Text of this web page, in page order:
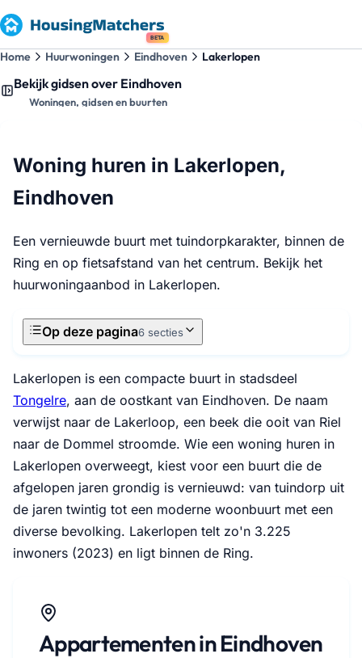
BETA
Home Huurwoningen Eindhoven Lakerlopen
Bekijk gidsen over Eindhoven
Woningen, gidsen en buurten
Woning huren in Lakerlopen,
Eindhoven
Een vernieuwde buurt met tuindorpkarakter, binnen de
Ring en op fietsafstand van het centrum. Bekijk het
huurwoningaanbod in Lakerlopen.
Op deze pagina6 secties
Lakerlopen is een compacte buurt in stadsdeel
Tongelre, aan de oostkant van Eindhoven. De naam
verwijst naar de Lakerloop, een beek die ooit van Riel
naar de Dommel stroomde. Wie een woning huren in
Lakerlopen overweegt, kiest voor een buurt die de
afgelopen jaren grondig is vernieuwd: van tuindorp uit
de jaren twintig tot een moderne woonbuurt met een
diverse bevolking. Lakerlopen telt zo'n 3.225
inwoners (2023) en ligt binnen de Ring.
Appartementen in Eindhoven